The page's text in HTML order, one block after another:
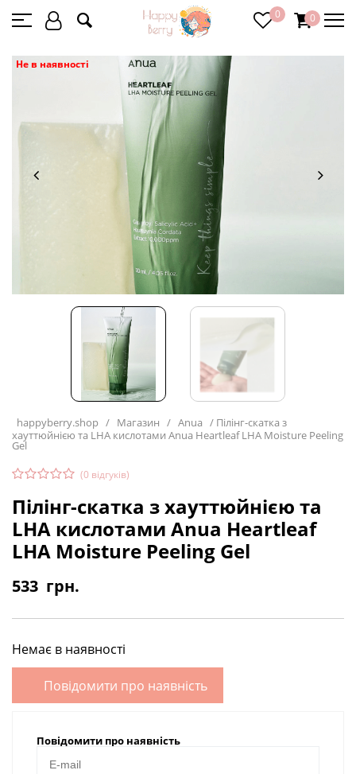
0 0
Не в наявності
happyberry.shop / Магазин / Anua / Пілінг-скатка з
хауттюйнією та LHA кислотами Anua Heartleaf LHA Moisture Peeling
Gel
(0 відгуків)
Пілінг-скатка з хауттюйнією та
LHA кислотами Anua Heartleaf
LHA Moisture Peeling Gel
533 грн.
Немає в наявності
Повідомити про наявність
Повідомити про наявність